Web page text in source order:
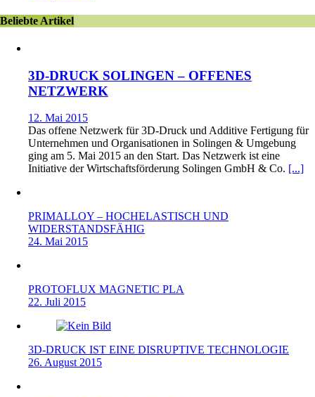
Beliebte Artikel
3D-DRUCK SOLINGEN – OFFENES
NETZWERK
12. Mai 2015
Das offene Netzwerk für 3D-Druck und Additive Fertigung für
Unternehmen und Organisationen in Solingen & Umgebung
ging am 5. Mai 2015 an den Start. Das Netzwerk ist eine
Initiative der Wirtschaftsförderung Solingen GmbH & Co. [...]
PRIMALLOY – HOCHELASTISCH UND
WIDERSTANDSFÄHIG
24. Mai 2015
PROTOFLUX MAGNETIC PLA
22. Juli 2015
3D-DRUCK IST EINE DISRUPTIVE TECHNOLOGIE
26. August 2015